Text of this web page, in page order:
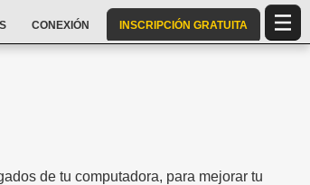
CONEXIÓN INSCRIPCIÓN GRATUITA
de tu computadora, para mejorar tu